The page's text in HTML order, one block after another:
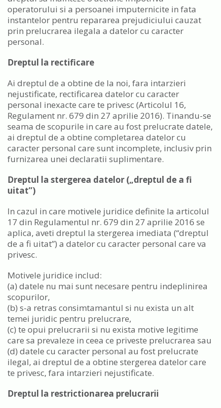
operatorului si a persoanei imputernicite in fata
instantelor pentru repararea prejudiciului cauzat
prin prelucrarea ilegala a datelor cu caracter
personal.
Dreptul la rectificare
Ai dreptul de a obtine de la noi, fara intarzieri
nejustificate, rectificarea datelor cu caracter
personal inexacte care te privesc (Articolul 16,
Regulament nr. 679 din 27 aprilie 2016). Tinandu-se
seama de scopurile in care au fost prelucrate datele,
ai dreptul de a obtine completarea datelor cu
caracter personal care sunt incomplete, inclusiv prin
furnizarea unei declaratii suplimentare.
Dreptul la stergerea datelor („dreptul de a fi
uitat”)
In cazul in care motivele juridice definite la articolul
17 din Regulamentul nr. 679 din 27 aprilie 2016 se
aplica, aveti dreptul la stergerea imediata (“dreptul
de a fi uitat”) a datelor cu caracter personal care va
privesc.
Motivele juridice includ:
(a) datele nu mai sunt necesare pentru indeplinirea
scopurilor,
(b) s-a retras consimtamantul si nu exista un alt
temei juridic pentru prelucrare,
(c) te opui prelucrarii si nu exista motive legitime
care sa prevaleze in ceea ce priveste prelucrarea sau
(d) datele cu caracter personal au fost prelucrate
ilegal, ai dreptul de a obtine stergerea datelor care
te privesc, fara intarzieri nejustificate.
Dreptul la restrictionarea prelucrarii